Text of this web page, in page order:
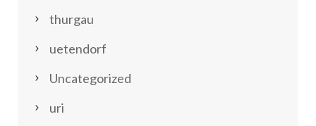
thurgau
uetendorf
Uncategorized
uri